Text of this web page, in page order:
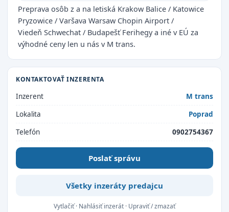
Preprava osôb z a na letiská Krakow Balice / Katowice
Pryzowice / Varšava Warsaw Chopin Airport /
Viedeň Schwechat / Budapešť Ferihegy a iné v EÚ za
výhodné ceny len u nás v M trans.
KONTAKTOVAŤ INZERENTA
Inzerent
M trans
Lokalita
Poprad
Telefón
0902754367
Poslať správu
Všetky inzeráty predajcu
Vytlačiť· Nahlásiť inzerát · Upraviť / zmazať